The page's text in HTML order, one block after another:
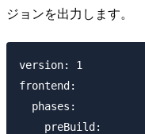
ジョンを出力します。
version: 1
frontend:
  phases:
    preBuild: